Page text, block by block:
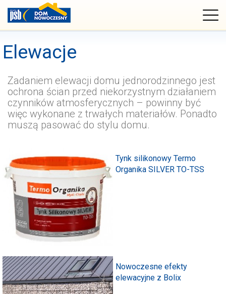
Elewacje
Zadaniem elewacji domu jednorodzinnego jest
ochrona ścian przed niekorzystnym działaniem
czynników atmosferycznych – powinny być
więc wykonane z trwałych materiałów. Ponadto
muszą pasować do stylu domu.
Tynk silikonowy Termo
Organika SILVER TO-TSS
Nowoczesne efekty
elewacyjne z Bolix